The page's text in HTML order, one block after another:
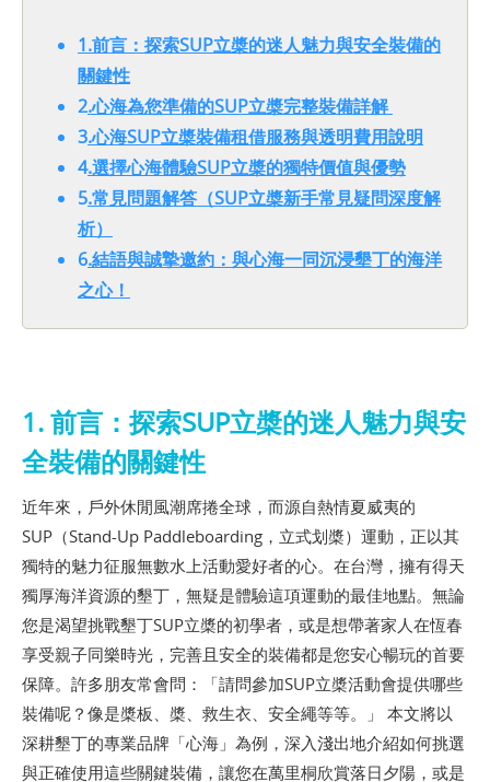
1.前言：探索SUP立槳的迷人魅力與安全裝備的
關鍵性
2.心海為您準備的SUP立槳完整裝備詳解
3.心海SUP立槳裝備租借服務與透明費用說明
4.選擇心海體驗SUP立槳的獨特價值與優勢
5.常見問題解答（SUP立槳新手常見疑問深度解
析）
6.結語與誠摯邀約：與心海一同沉浸墾丁的海洋
之心！
1. 前言：探索SUP立槳的迷人魅力與安
全裝備的關鍵性
近年來，戶外休閒風潮席捲全球，而源自熱情夏威夷的
SUP（Stand-Up Paddleboarding，立式划槳）運動，正以其
獨特的魅力征服無數水上活動愛好者的心。在台灣，擁有得天
獨厚海洋資源的墾丁，無疑是體驗這項運動的最佳地點。無論
您是渴望挑戰墾丁SUP立槳的初學者，或是想帶著家人在恆春
享受親子同樂時光，完善且安全的裝備都是您安心暢玩的首要
保障。許多朋友常會問：「請問參加SUP立槳活動會提供哪些
裝備呢？像是槳板、槳、救生衣、安全繩等等。」 本文將以
深耕墾丁的專業品牌「心海」為例，深入淺出地介紹如何挑選
與正確使用這些關鍵裝備，讓您在萬里桐欣賞落日夕陽，或是